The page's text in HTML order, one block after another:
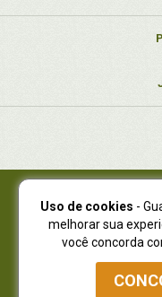
Juruá Editora
Juruá Informática
NOVO ENDEREÇO:R.
Curitiba -
Atendimento: (41) 4009-
Uso de cookies -
melhorar sua
você concorda